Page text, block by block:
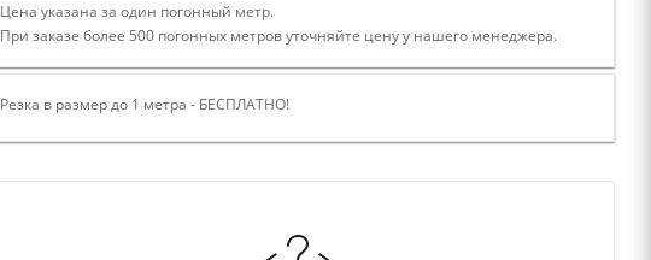
Цена указана за один погонный метр.
При заказе более 500 погонных метров уточняйте цену у нашего менеджера.
Резка в размер до 1 метра - БЕСПЛАТНО!